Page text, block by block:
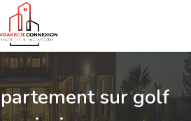
sur golf